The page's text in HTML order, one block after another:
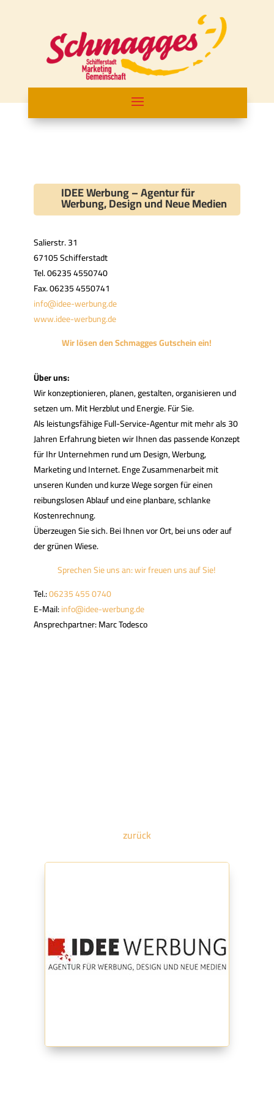
IDEE Werbung – Agentur für
Werbung, Design und Neue Medien
Salierstr. 31
67105 Schifferstadt
Tel. 06235 4550740
Fax. 06235 4550741
info@idee-werbung.de
www.idee-werbung.de
Wir lösen den Schmagges Gutschein ein!
Über uns:
Wir konzeptionieren, planen, gestalten, organisieren und
setzen um. Mit Herzblut und Energie. Für Sie.
Als leistungsfähige Full-Service-Agentur mit mehr als 30
Jahren Erfahrung bieten wir Ihnen das passende Konzept
für Ihr Unternehmen rund um Design, Werbung,
Marketing und Internet. Enge Zusammenarbeit mit
unseren Kunden und kurze Wege sorgen für einen
reibungslosen Ablauf und eine planbare, schlanke
Kostenrechnung.
Überzeugen Sie sich. Bei Ihnen vor Ort, bei uns oder auf
der grünen Wiese.
Sprechen Sie uns an: wir freuen uns auf Sie!
Tel.:06235 455 0740
E-Mail:info@idee-werbung.de
Ansprechpartner: Marc Todesco
zurück